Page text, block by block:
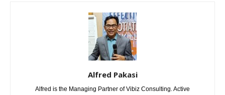
Alfred Pakasi
Alfred is the Managing Partner of Vibiz Consulting. Active